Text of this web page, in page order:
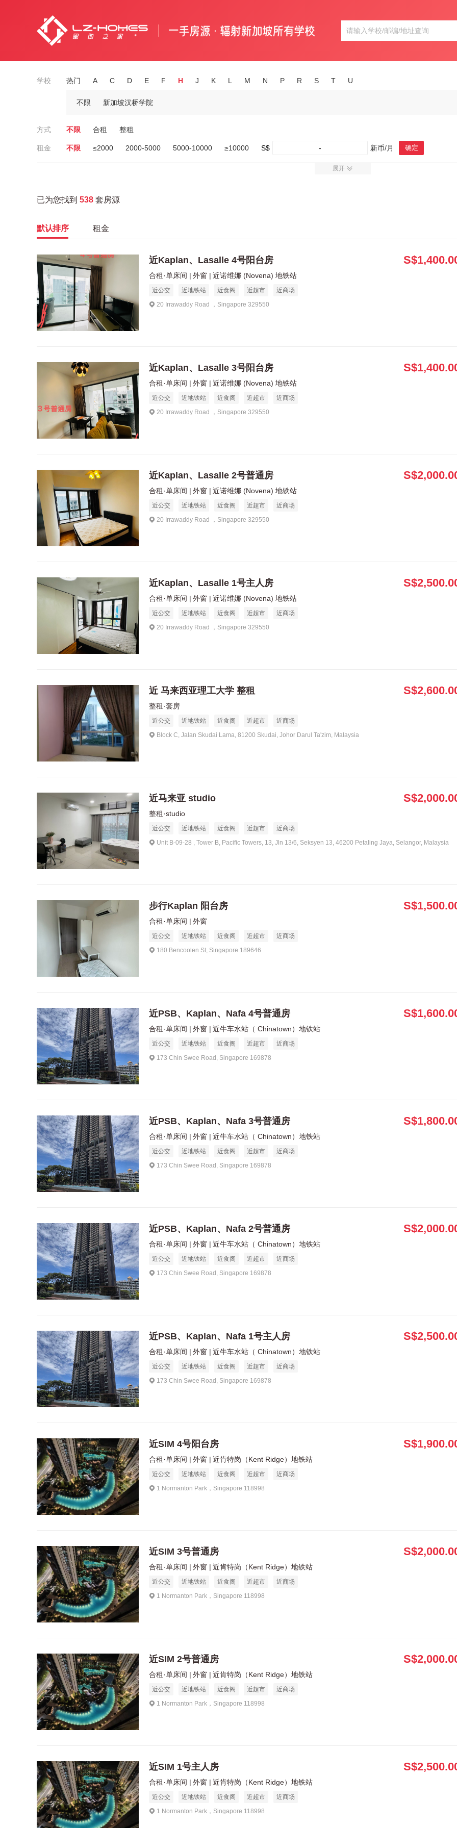
学校 热门 A C D E F H J K L M N P R S T U
不限 新加坡汉桥学院
方式 不限 合租 整租
租金 不限 ≤2000 2000-5000 5000-10000 ≥10000 S$ - 新币/月 确定
展开
已为您找到 538 套房源
默认排序 租金
近Kaplan、Lasalle 4号阳台房
合租·单床间 外窗 近诺维娜 (Novena) 地铁站
近公交 近地铁站 近食阁 近超市
近商场
20 Irrawaddy Road ，Singapore 329550
近Kaplan、Lasalle 3号阳台房
合租·单床间 外窗 近诺维娜 (Novena) 地铁站
近公交 近地铁站 近食阁 近超市
近商场
20 Irrawaddy Road ，Singapore 329550
近Kaplan、Lasalle 2号普通房
合租·单床间 外窗 近诺维娜 (Novena) 地铁站
近公交 近地铁站 近食阁 近超市
近商场
20 Irrawaddy Road ，Singapore 329550
近Kaplan、Lasalle 1号主人房
合租·单床间 外窗 近诺维娜 (Novena) 地铁站
近公交 近地铁站 近食阁 近超市
近商场
20 Irrawaddy Road ，Singapore 329550
近 马来西亚理工大学 整租
整租·套房
近公交 近地铁站 近食阁 近超市
近商场
Block C, Jalan Skudai Lama, 81200 Skudai, Johor Darul Ta'zim, Malaysia
近马来亚 studio
整租·studio
近公交 近地铁站 近食阁 近超市
近商场
Unit B-09-28 , Tower B, Pacific Towers, 13, Jln 13/6, Seksyen 13, 46200 Petaling Jaya, Selangor, Malaysia
步行Kaplan 阳台房
合租·单床间 外窗
近公交 近地铁站 近食阁 近超市
近商场
180 Bencoolen St, Singapore 189646
近PSB、Kaplan、Nafa 4号普通房
合租·单床间 外窗 近牛车水站（ Chinatown）地铁站
近公交 近地铁站 近食阁 近超市
近商场
173 Chin Swee Road, Singapore 169878
近PSB、Kaplan、Nafa 3号普通房
合租·单床间 外窗 近牛车水站（ Chinatown）地铁站
近公交 近地铁站 近食阁 近超市
近商场
173 Chin Swee Road, Singapore 169878
近PSB、Kaplan、Nafa 2号普通房
合租·单床间 外窗 近牛车水站（ Chinatown）地铁站
近公交 近地铁站 近食阁 近超市
近商场
173 Chin Swee Road, Singapore 169878
近PSB、Kaplan、Nafa 1号主人房
合租·单床间 外窗 近牛车水站（ Chinatown）地铁站
近公交 近地铁站 近食阁 近超市
近商场
173 Chin Swee Road, Singapore 169878
近SIM 4号阳台房
合租·单床间 外窗 近肯特岗（Kent Ridge）地铁站
近公交 近地铁站 近食阁 近超市
近商场
1 Normanton Park，Singapore 118998
近SIM 3号普通房
合租·单床间 外窗 近肯特岗（Kent Ridge）地铁站
近公交 近地铁站 近食阁 近超市
近商场
1 Normanton Park，Singapore 118998
近SIM 2号普通房
合租·单床间 外窗 近肯特岗（Kent Ridge）地铁站
近公交 近地铁站 近食阁 近超市
近商场
1 Normanton Park，Singapore 118998
近SIM 1号主人房
合租·单床间 外窗 近肯特岗（Kent Ridge）地铁站
近公交 近地铁站 近食阁 近超市
近商场
1 Normanton Park，Singapore 118998